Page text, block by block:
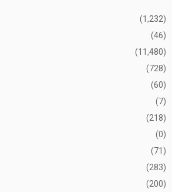
(1,232)
(46)
(11,480)
(728)
(60)
(7)
(218)
(0)
(71)
(283)
(200)